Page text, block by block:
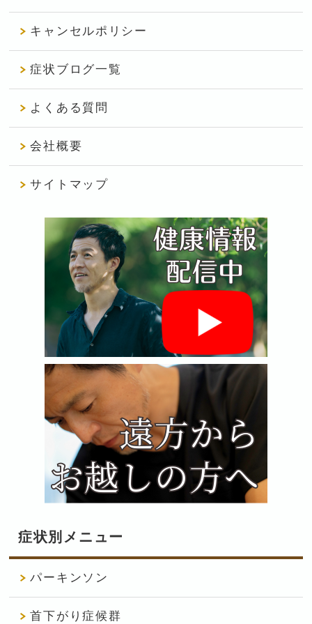
キャンセルポリシー
症状ブログ一覧
よくある質問
会社概要
サイトマップ
症状別メニュー
パーキンソン
首下がり症候群